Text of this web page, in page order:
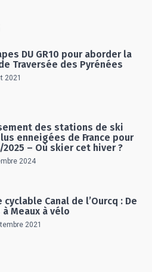
DU GR10 pour aborder la
Traversée des Pyrénées
2021
des stations de ski
enneigées de France pour
2025 – Où skier cet hiver ?
2024
cyclable Canal de l’Ourcq : De
à Meaux à vélo
2021